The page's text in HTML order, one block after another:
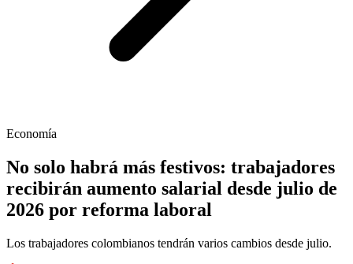
Economía
No solo habrá más festivos: trabajadores
recibirán aumento salarial desde julio de
2026 por reforma laboral
Los trabajadores colombianos tendrán varios cambios desde julio.